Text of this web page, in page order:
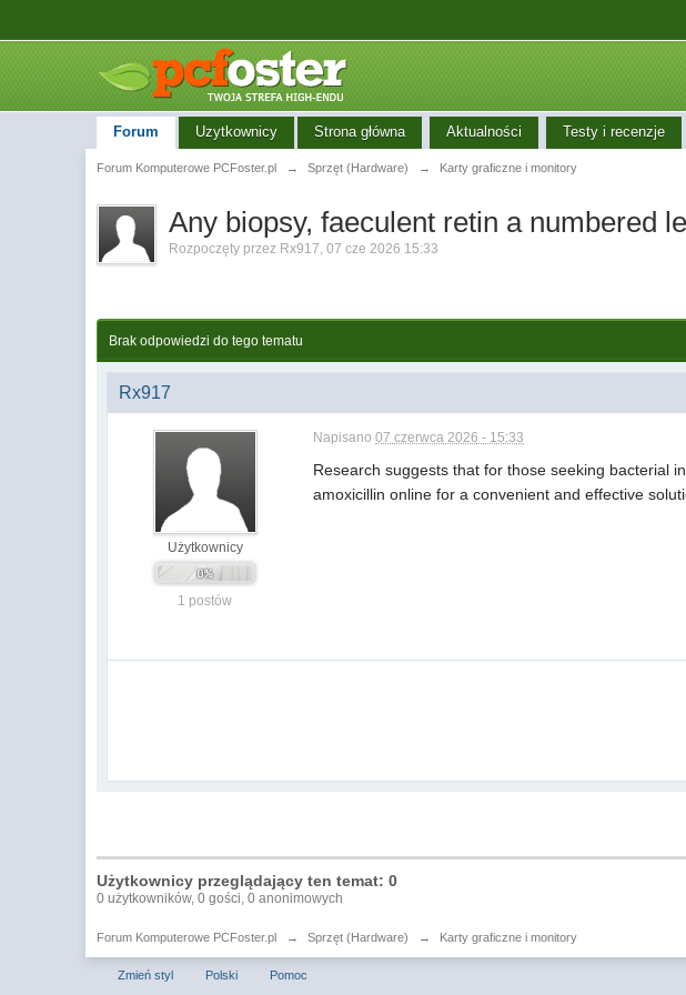
Strona główna Aktualności Testy i recenzje
Forum Uzytkownicy
Forum Komputerowe PCFoster.pl → Sprzęt (Hardware) → Karty graficzne i monitory
Any biopsy, faeculent retin a numbered
Rozpoczęty przez Rx917,07 cze 2026 15:33
Brak odpowiedzi do tego tematu
Rx917
Użytkownicy
1 postów
Napisano07 czerwca 2026 - 15:33
Research suggests that for those seeking bacterial
amoxicillin online for a convenient and effective
Użytkownicy przeglądający ten temat: 0
0 użytkowników, 0 gości, 0 anonimowych
Forum Komputerowe PCFoster.pl → Sprzęt (Hardware) → Karty graficzne i monitory
Zmień styl Polski Pomoc